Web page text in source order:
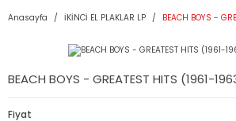
Anasayfa İKİNCİ EL PLAKLAR LP BEACH BOYS -
BEACH BOYS - GREATEST HITS (1961-
Fiyat